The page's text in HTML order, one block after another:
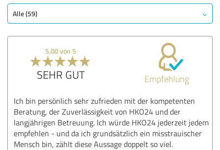
Alle (59)
5,00 von 5
SEHR GUT Empfehlung
Ich bin persönlich sehr zufrieden mit der kompetenten
Beratung, der Zuverlässigkeit von HKO24 und der
langjährigen Betreuung. Ich würde HKO24 jederzeit jedem
empfehlen - und da ich grundsätzlich ein misstrauischer
Mensch bin, zählt diese Aussage doppelt so viel.